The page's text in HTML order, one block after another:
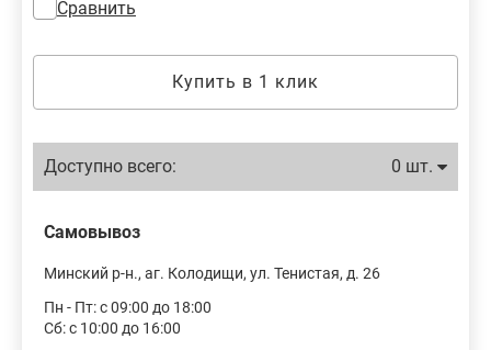
Сравнить
Купить в 1 клик
Доступно всего: 0 шт.
Самовывоз
Минский р-н., аг. Колодищи, ул. Тенистая, д. 26
Пн - Пт: с 09:00 до 18:00
Сб: с 10:00 до 16:00